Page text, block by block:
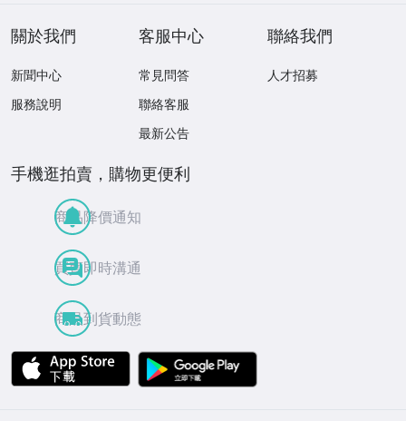
關於我們
新聞中心
服務說明
客服中心
常見問答
聯絡客服
最新公告
聯絡我們
人才招募
手機逛拍賣，購物更便利
商品降價通知
買賣即時溝通
商品到貨動態
APP Store